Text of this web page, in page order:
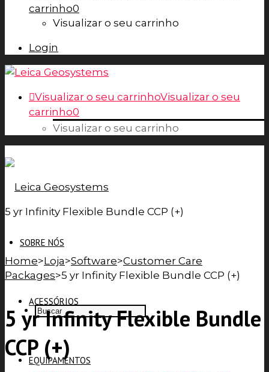
carrinho0
Visualizar o seu carrinho
Login
Visualizar o seu carrinhoVisualizar o seu
carrinho0
Visualizar o seu carrinho
SOBRE NÓS
ACESSÓRIOS
EQUIPAMENTOS
5 yr Infinity Flexible Bundle CCP (+)
Home>Loja>Software>Customer Care
Packages>5 yr Infinity Flexible Bundle CCP (+)
5 yr Infinity Flexible Bundle
CCP (+)